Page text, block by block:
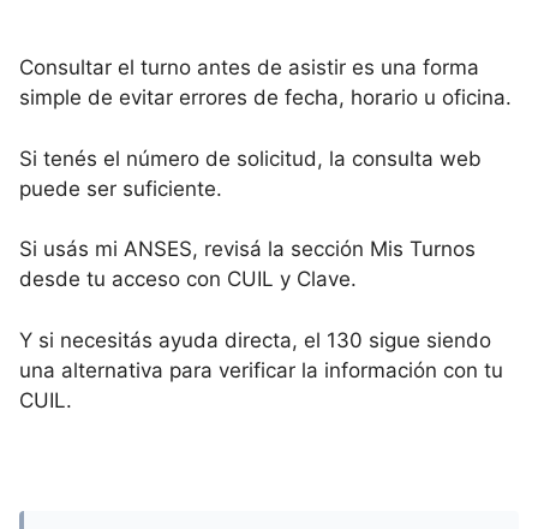
Consultar el turno antes de asistir es una forma
simple de evitar errores de fecha, horario u oficina.
Si tenés el número de solicitud, la consulta web
puede ser suficiente.
Si usás mi ANSES, revisá la sección Mis Turnos
desde tu acceso con CUIL y Clave.
Y si necesitás ayuda directa, el 130 sigue siendo
una alternativa para verificar la información con tu
CUIL.